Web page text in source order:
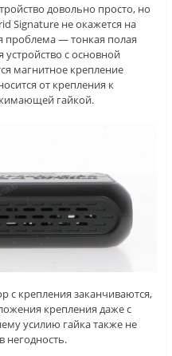
довольно просто, но
Signature не окажется на
проблема — тонкая полая
с основной
магнитное крепление
от крепления к
гайкой.
с крепления заканчиваются,
крепления даже с
усилию гайка также не
негодность.